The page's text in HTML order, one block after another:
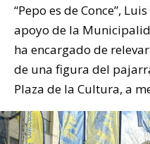
“Pepo es de Conce”,
apoyo de la
ha encargado de
de una figura del
Plaza de la Cultura, a